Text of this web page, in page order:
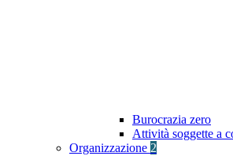
Burocrazia zero
Attività soggette a
Organizzazione 2